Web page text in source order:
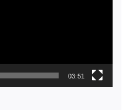
03:51